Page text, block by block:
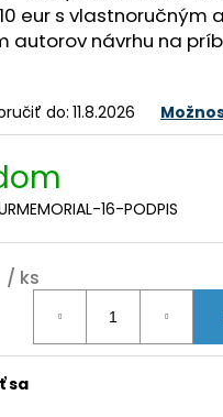
eur s vlastnoručným
autorov návrhu na
do: 11.8.2026
16-PODPIS
/ ks
sa